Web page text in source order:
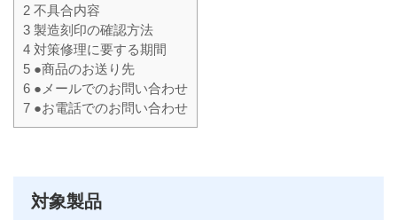
2 不具合内容
3 製造刻印の確認方法
4 対策修理に要する期間
5 ●商品のお送り先
6 ●メールでのお問い合わせ
7 ●お電話でのお問い合わせ
対象製品